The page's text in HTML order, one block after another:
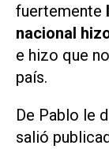
fuertemente
nacional
e hizo que
país.
De Pablo le
salió